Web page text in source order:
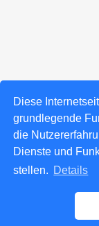
Diese
grundlegende
die
Dienste und
stellen. Details